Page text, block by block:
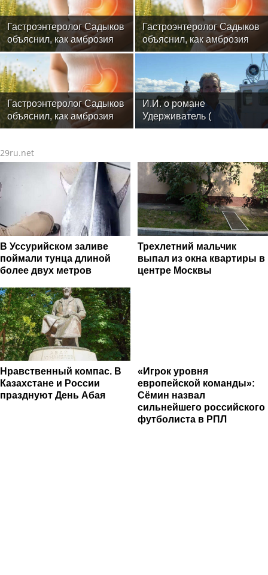
Гастроэнтеролог Садыков
объяснил, как амброзия
может влиять на ЖКТ
Гастроэнтеролог Садыков
объяснил, как амброзия
может влиять на ЖКТ
Гастроэнтеролог Садыков
объяснил, как амброзия
может влиять на ЖКТ
И.И. о романе
Удерживатель (
Удерживающий сейчас )
Малышева ( роман
опубликован в 2016 г. )
29ru.net
В Уссурийском заливе
поймали тунца длиной
более двух метров
Трехлетний мальчик
выпал из окна квартиры в
центре Москвы
Нравственный компас. В
Казахстане и России
празднуют День Абая
«Игрок уровня
европейской команды»:
Сёмин назвал
сильнейшего российского
футболиста в РПЛ